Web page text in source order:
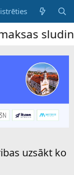
uzsākt ko